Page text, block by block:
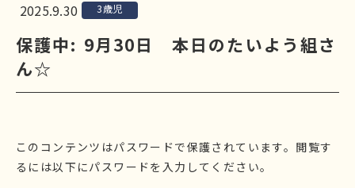
2025.9.30 3歳児
保護中: 9月30日 本日のたいよう組さ
ん☆
このコンテンツはパスワードで保護されています。閲覧す
るには以下にパスワードを入力してください。